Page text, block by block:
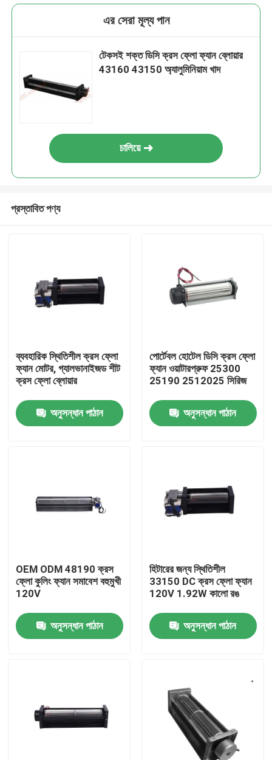
আমাদের সাথে যোগাযোগ করুন
উদ্ধৃতির জন্য আবেদন
ডিসি অক্ষীয় কুলিং ফ্যান
এর সেরা মূল্য পান
টেকসই শক্ত ডিসি ক্রস ফ্লো ফ্যান ব্লোয়ার
43160 43150 অ্যালুমিনিয়াম খাদ
চালিয়ে
প্রস্তাবিত পণ্য
ব্যবহারিক স্থিতিশীল ক্রস ফ্লো
ফ্যান মোটর, গ্যালভানাইজড শীট
ক্রস ফ্লো ব্লোয়ার
অনুসন্ধান পাঠান
পোর্টেবল হোটেল ডিসি ক্রস ফ্লো
ফ্যান ওয়াটারপ্রুফ 25300
25190 2512025 সিরিজ
অনুসন্ধান পাঠান
OEM ODM 48190 ক্রস
ফ্লো কুলিং ফ্যান সমাবেশ বহুমুখী
120V
অনুসন্ধান পাঠান
হিটারের জন্য স্থিতিশীল
33150 DC ক্রস ফ্লো ফ্যান
120V 1.92W কালো রঙ
অনুসন্ধান পাঠান